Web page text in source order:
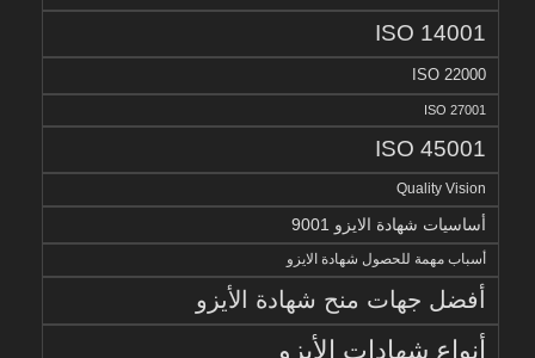
ISO 14001
ISO 22000
ISO 27001
ISO 45001
Quality Vision
أساسيات شهادة الايزو 9001
أسباب مهمة للحصول شهادة الايزو
أفضل جهات منح شهادة الأيزو
أنواع شهادات الأيزو